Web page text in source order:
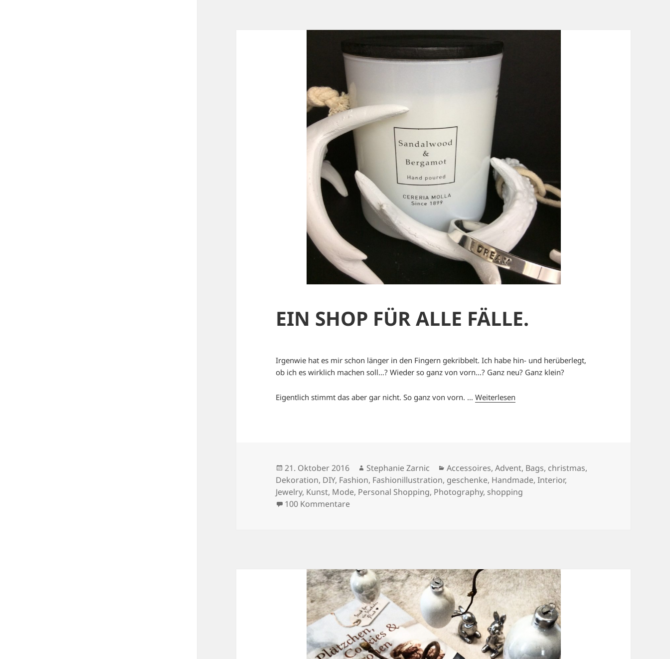
EIN SHOP FÜR ALLE FÄLLE.
Irgenwie hat es mir schon länger in den Fingern gekribbelt. Ich habe hin- und herüberlegt,
ob ich es wirklich machen soll…? Wieder so ganz von vorn…? Ganz neu? Ganz klein?
Eigentlich stimmt das aber gar nicht. So ganz von vorn. …Weiterlesen
Veröffentlicht
am
21. Oktober 2016 Autor
Stephanie Zarnic Kategorien
Accessoires,Advent, Bags, christmas,
Dekoration, DIY, Fashion, Fashionillustration, geschenke, Handmade,Interior,
Jewelry, Kunst, Mode, Personal Shopping, Photography, shopping
100 Kommentarezu EIN SHOP FÜR ALLE FÄLLE.